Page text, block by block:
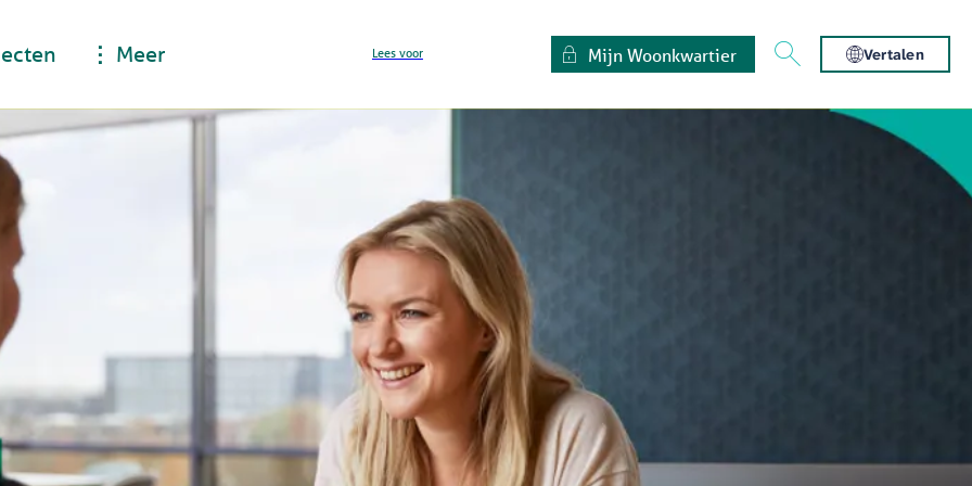
Meer Mijn Woonkwartier
Lees voor Vertalen